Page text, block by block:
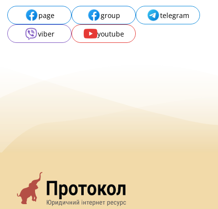
page group
telegram
viber
youtube